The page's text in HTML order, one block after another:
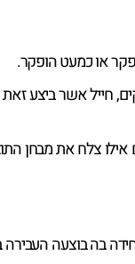
או כמעט הופקר.
הצבא אשר מחייבות חיילים לאבטח את הנשק האישי שלהם בעודם בביתם
גם אילו צלח את
בה בוצעה העבירה